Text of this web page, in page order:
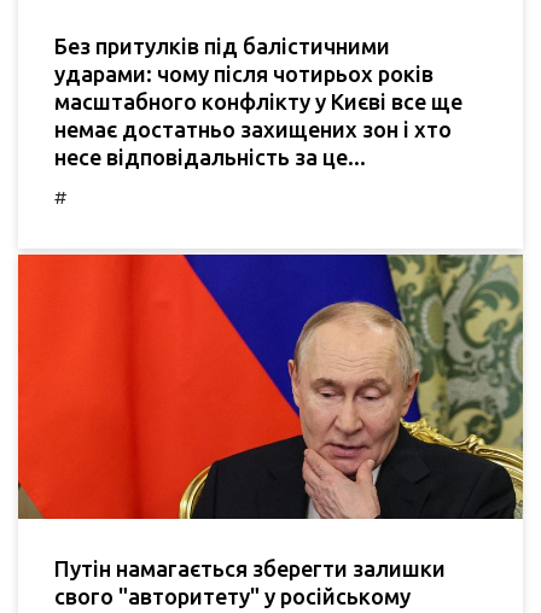
Без притулків під балістичними
ударами: чому після чотирьох років
масштабного конфлікту у Києві все ще
немає достатньо захищених зон і хто
несе відповідальність за це...
#
Путін намагається зберегти залишки
свого "авторитету" у російському